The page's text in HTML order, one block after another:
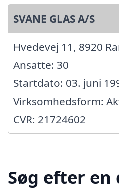
SVANE GLAS A/S
Hvedevej 11, 8920
Ansatte: 30
Startdato: 03. juni
Virksomhedsform:
CVR: 21724602
Søg efter